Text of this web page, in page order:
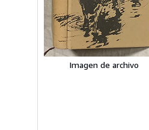
Imagen de archivo